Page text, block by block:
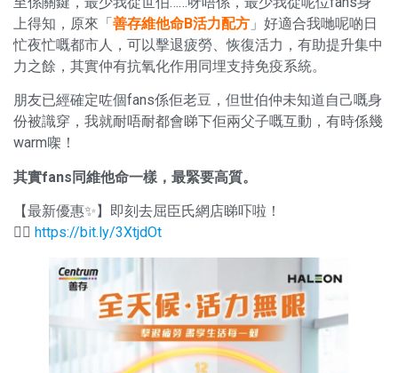
上得知，原來「善存維他命B活力配方 」好適合我哋呢啲日
忙夜忙嘅都市人，可以擊退疲勞、恢復活力，有助提升集中
力之餘，其實仲有抗氧化作用同埋支持免疫系統。
朋友已經確定咗個fans係佢老豆，但世伯仲未知道自己嘅身
份被識穿，我就耐唔耐都會睇下佢兩父子嘅互動，有時係幾
warm㗎！
其實fans同維他命一樣，最緊要高質。
【最新優惠✨】即刻去屈臣氏網店睇吓啦！
👉🏻 https://bit.ly/3XtjdOt